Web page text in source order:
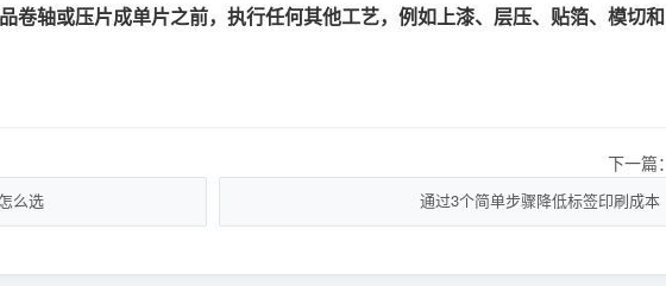
卷轴或压片成单片之前，执行任何其他工艺，例如上漆、层压、贴箔、模切和
么选
下一篇：
通过3个简单步骤降低标签印刷成本